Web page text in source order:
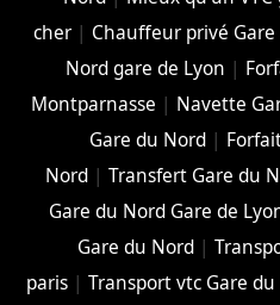
cher| Chauffeur privé
Nord gare de Lyon |
Montparnasse | Navette
Gare du Nord|
Nord |Transfert Gare du
Gare du Nord Gare de
Gare du Nord |
paris| Transport vtc Gare